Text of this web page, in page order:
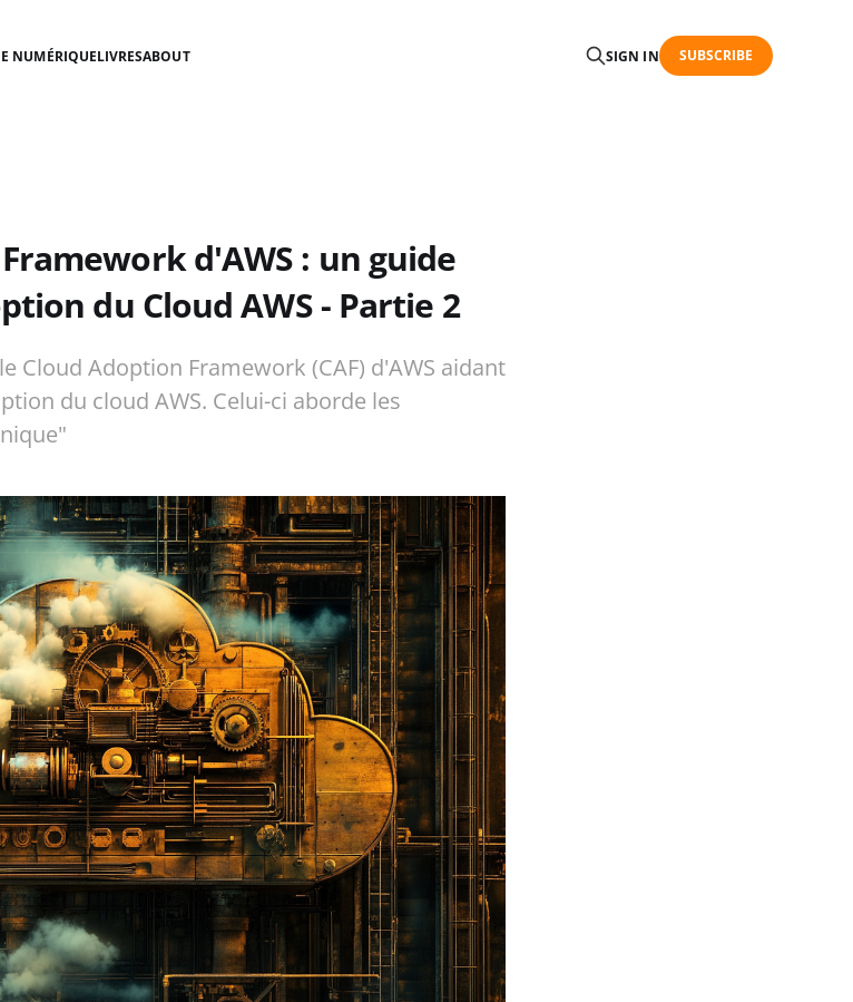
NUMÉRIQUELIVRESABOUT SIGN IN SUBSCRIBE
d'AWS : un guide
du Cloud AWS - Partie 2
Cloud Adoption Framework (CAF) d'AWS aidant
du cloud AWS. Celui-ci aborde les